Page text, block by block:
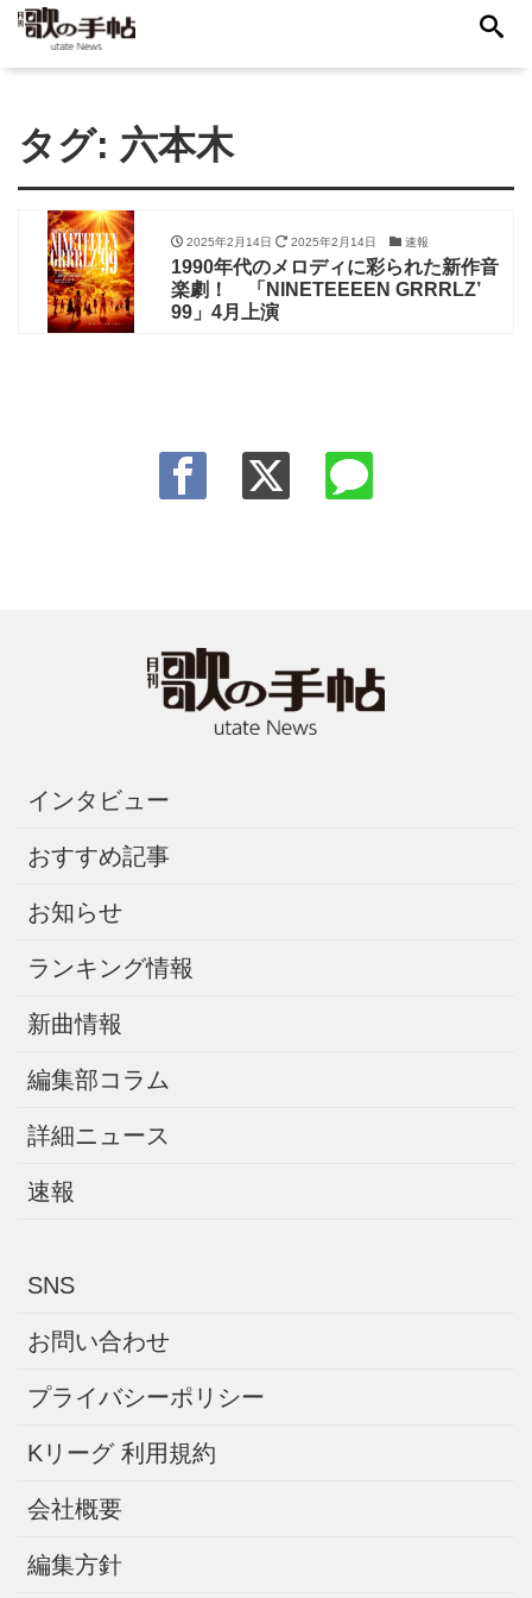
タグ: 六本木
2025年2月14日 2025年2月14日 速報
1990年代のメロディに彩られた新作音
楽劇！ 「NINETEEEEN GRRRLZ’
99」4月上演
インタビュー
おすすめ記事
お知らせ
ランキング情報
新曲情報
編集部コラム
詳細ニュース
速報
SNS
お問い合わせ
プライバシーポリシー
Kリーグ 利用規約
会社概要
編集方針